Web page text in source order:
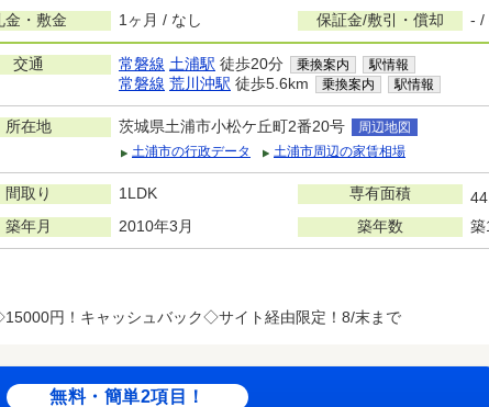
金・敷金
1ヶ月 / なし 保証金/敷引・償却 - /
交通 常磐線 土浦駅 徒歩20分 乗換案内 駅情報
常磐線 荒川沖駅 徒歩5.6km 乗換案内 駅情報
所在地 茨城県土浦市小松ケ丘町2番20号
周辺地図
土浦市の行政データ
土浦市周辺の家賃相場
間取り 1LDK 専有面積
築年月 2010年3月 築年数 築
円！キャッシュバック◇サイト経由限定！8/末まで
無料・簡単2項目！